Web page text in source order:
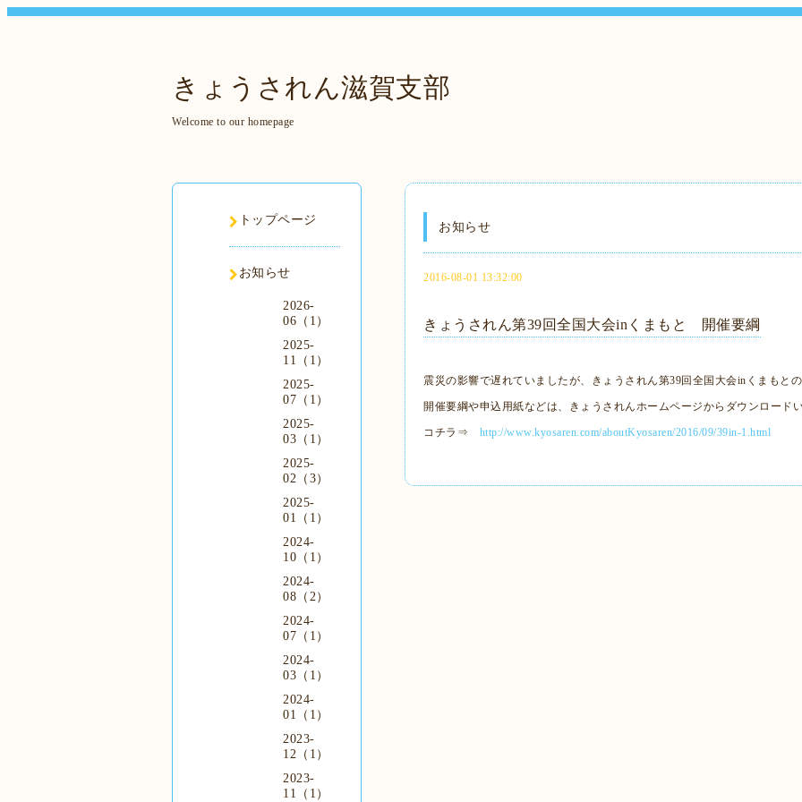
きょうされん滋賀支部
Welcome to our homepage
お知らせ
2016-08-01 13:32:00
きょうされん第39回全国大会inくまもと 開催要綱
震災の影響で遅れていましたが、きょうされん第39回全国大会inくまもと
開催要綱や申込用紙などは、きょうされんホームページからダウンロードい
コチラ⇒ http://www.kyosaren.com/aboutKyosaren/2016/09/39in-1.html
トップページ
お知らせ
2026-
06（1）
2025-
11（1）
2025-
07（1）
2025-
03（1）
2025-
02（3）
2025-
01（1）
2024-
10（1）
2024-
08（2）
2024-
07（1）
2024-
03（1）
2024-
01（1）
2023-
12（1）
2023-
11（1）